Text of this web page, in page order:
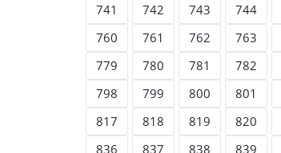
741
742 743 744
760
761 762 763
779
780 781 782
798
799 800 801
817
818 819 820
836
837 838 839